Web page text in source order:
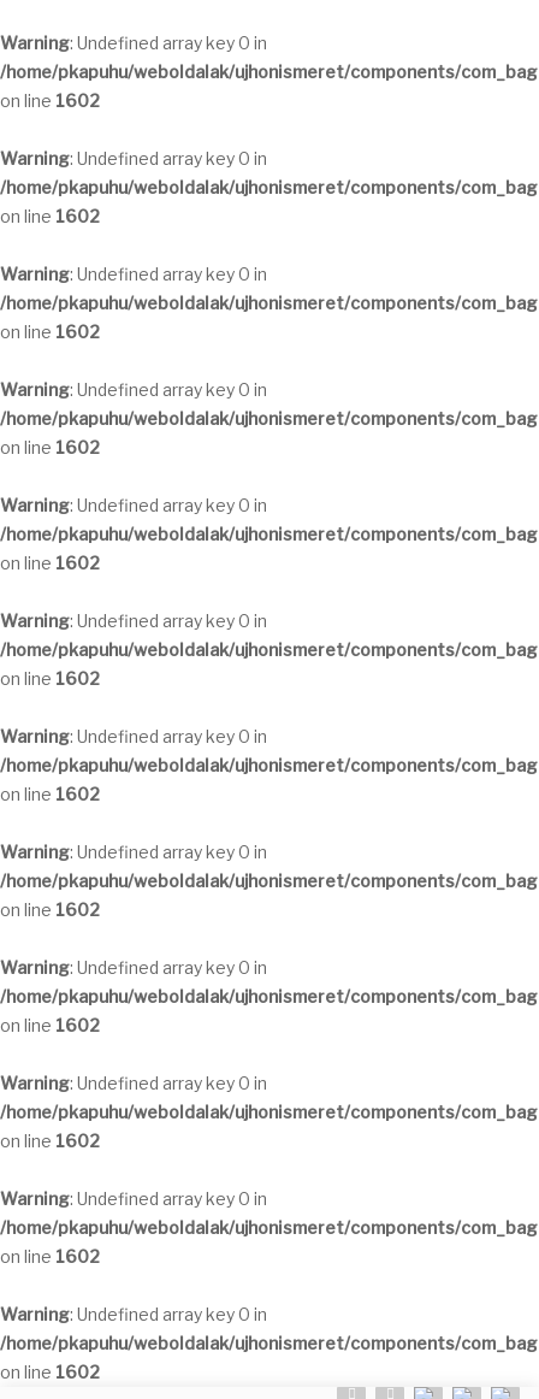
Warning: Undefined array key 0 in
/home/pkapuhu/weboldalak/ujhonismeret/components/
on line 1602
Warning: Undefined array key 0 in
/home/pkapuhu/weboldalak/ujhonismeret/components/
on line 1602
Warning: Undefined array key 0 in
/home/pkapuhu/weboldalak/ujhonismeret/components/
on line 1602
Warning: Undefined array key 0 in
/home/pkapuhu/weboldalak/ujhonismeret/components/
on line 1602
Warning: Undefined array key 0 in
/home/pkapuhu/weboldalak/ujhonismeret/components/
on line 1602
Warning: Undefined array key 0 in
/home/pkapuhu/weboldalak/ujhonismeret/components/
on line 1602
Warning: Undefined array key 0 in
/home/pkapuhu/weboldalak/ujhonismeret/components/
on line 1602
Warning: Undefined array key 0 in
/home/pkapuhu/weboldalak/ujhonismeret/components/
on line 1602
Warning: Undefined array key 0 in
/home/pkapuhu/weboldalak/ujhonismeret/components/
on line 1602
Warning: Undefined array key 0 in
/home/pkapuhu/weboldalak/ujhonismeret/components/
on line 1602
Warning: Undefined array key 0 in
/home/pkapuhu/weboldalak/ujhonismeret/components/
on line 1602
Warning: Undefined array key 0 in
/home/pkapuhu/weboldalak/ujhonismeret/components/
on line 1602